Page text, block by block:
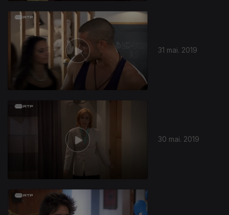
31 mai. 2019
30 mai. 2019